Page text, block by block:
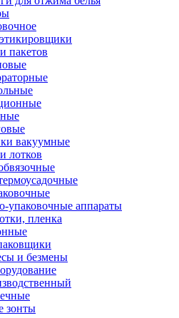
пакетов
вакуумные
лотков
упаковочные аппараты
пленка
и безмены
зонты